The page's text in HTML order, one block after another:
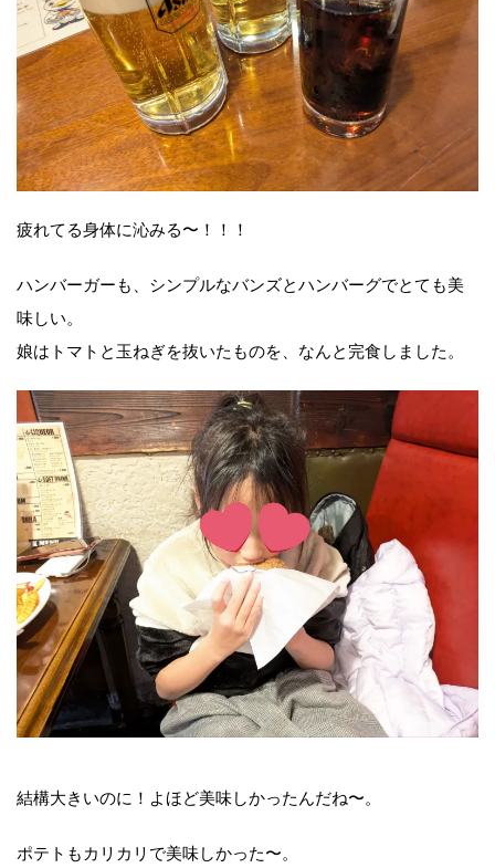
疲れてる身体に沁みる〜！！！
ハンバーガーも、シンプルなバンズとハンバーグでとても美
味しい。
娘はトマトと玉ねぎを抜いたものを、なんと完食しました。
結構大きいのに！よほど美味しかったんだね〜。
ポテトもカリカリで美味しかった〜。